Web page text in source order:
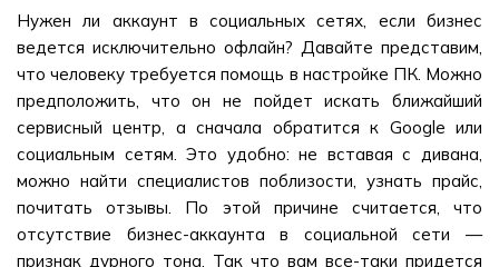
Нужен ли аккаунт в социальных сетях, если бизнес
ведется исключительно офлайн? Давайте представим,
что человеку требуется помощь в настройке ПК. Можно
предположить, что он не пойдет искать ближайший
сервисный центр, а сначала обратится к Google или
социальным сетям. Это удобно: не вставая с дивана,
можно найти специалистов поблизости, узнать прайс,
почитать отзывы. По этой причине считается, что
отсутствие бизнес-аккаунта в социальной сети —
признак дурного тона. Так что вам все-таки придется